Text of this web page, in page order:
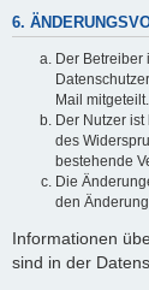
6.
Der Betreiber
Mail mitgeteilt.
Der Nutzer
des
bestehende
Die
den
Informationen
sind in der